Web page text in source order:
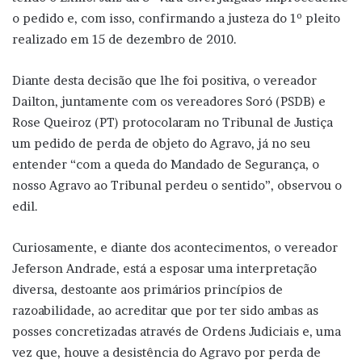
o pedido e, com isso, confirmando a justeza do 1º pleito
realizado em 15 de dezembro de 2010.
Diante desta decisão que lhe foi positiva, o vereador
Dailton, juntamente com os vereadores Soró (PSDB) e
Rose Queiroz (PT) protocolaram no Tribunal de Justiça
um pedido de perda de objeto do Agravo, já no seu
entender “com a queda do Mandado de Segurança, o
nosso Agravo ao Tribunal perdeu o sentido”, observou o
edil.
Curiosamente, e diante dos acontecimentos, o vereador
Jeferson Andrade, está a esposar uma interpretação
diversa, destoante aos primários princípios de
razoabilidade, ao acreditar que por ter sido ambas as
posses concretizadas através de Ordens Judiciais e, uma
vez que, houve a desistência do Agravo por perda de